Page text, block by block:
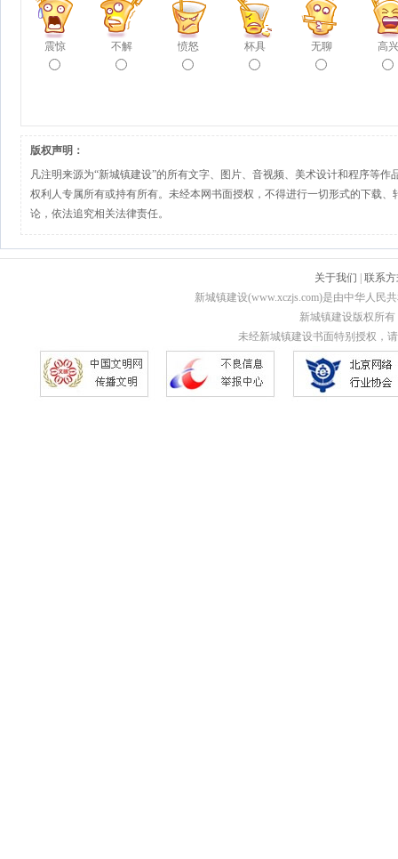
震惊 不解 愤怒 杯具 无聊 高兴
版权声明：
凡注明来源为“新城镇建设”的所有文字、图片、音视频、美术设计和程序等作
权利人专属所有或持有所有。未经本网书面授权，不得进行一切形式的下载、
论，依法追究相关法律责任。
关于我们
联系
新城镇建设(www.xczjs.com)是由中华人民
新城镇建设版权所有
未经新城镇建设书面特别授权，